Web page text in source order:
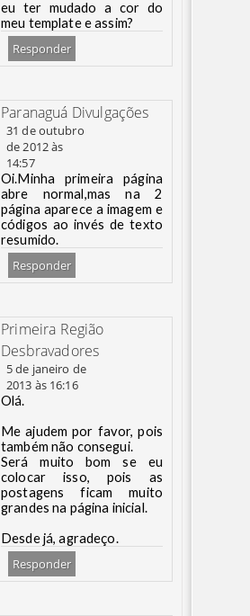
eu ter mudado a cor do
meu template e assim?
Responder
Paranaguá Divulgações
31 de outubro
de 2012 às
14:57
Oi.Minha primeira página
abre normal,mas na 2
página aparece a imagem e
códigos ao invés de texto
resumido.
Responder
Primeira Região
Desbravadores
5 de janeiro de
2013 às 16:16
Olá.
Me ajudem por favor, pois
também não consegui.
Será muito bom se eu
colocar isso, pois as
postagens ficam muito
grandes na página inicial.
Desde já, agradeço.
Responder